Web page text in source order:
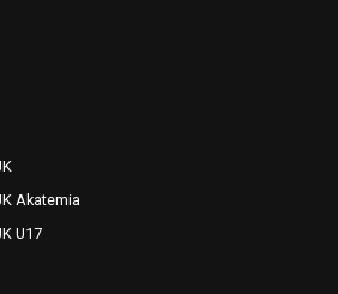
Akatemia
U17